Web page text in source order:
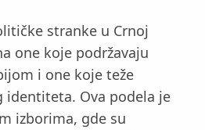
stranke u Crnoj
one koje podržavaju
i one koje teže
identiteta. Ova podela je
izborima, gde su